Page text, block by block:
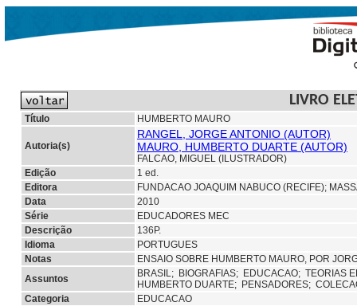
LIVRO
Título HUMBERTO MAURO
Autoria(s)
RANGEL, JORGE ANTONIO (AUTOR)
MAURO, HUMBERTO DUARTE (AUTOR)
FALCAO, MIGUEL (ILUSTRADOR)
Edição
1 ed.
Editora
FUNDACAO JOAQUIM NABUCO (RECIFE);
Data
2010
Série
EDUCADORES MEC
Descrição
136P.
Idioma
PORTUGUES
Notas
ENSAIO SOBRE HUMBERTO MAURO, POR
Assuntos
BRASIL; BIOGRAFIAS; EDUCACAO; TEORIAS
HUMBERTO DUARTE; PENSADORES;
Categoria
EDUCACAO